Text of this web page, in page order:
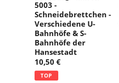
5003 -
Schneidebrettchen -
Verschiedene U-
Bahnhöfe & S-
Bahnhöfe der
Hansestadt
10,50 €
TOP